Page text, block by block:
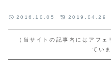
2016.10.05 2019.04.29
（当サイトの記事内にはアフ
てい